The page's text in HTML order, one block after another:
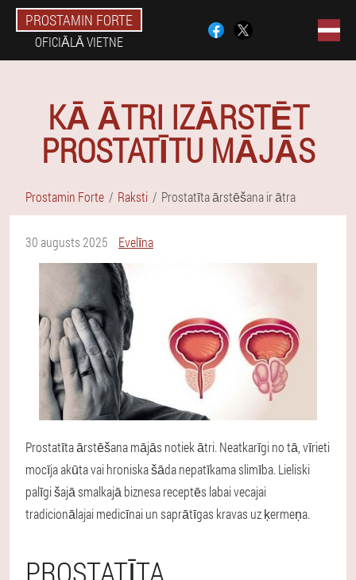
PROSTAMIN FORTE
OFICIĀLĀ VIETNE
KĀ ĀTRI IZĀRSTĒT
PROSTATĪTU MĀJĀS
Prostamin Forte Raksti Prostatīta ārstēšana ir ātra
30 augusts 2025 Evelīna
Prostatīta ārstēšana mājās notiek ātri. Neatkarīgi no tā, vīrieti
mocīja akūta vai hroniska šāda nepatīkama slimība. Lieliski
palīgi šajā smalkajā biznesa receptēs labai vecajai
tradicionālajai medicīnai un saprātīgas kravas uz ķermeņa.
PROSTATĪTA